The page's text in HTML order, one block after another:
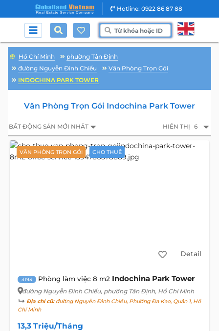
Hotline: 0922 86 87 88
Hồ Chí Minh
phường Tân Định
đường Nguyễn Đình Chiểu
Văn Phòng Trọn Gói
INDOCHINA PARK TOWER
Văn Phòng Trọn Gói Indochina Park Tower
BẤT ĐỘNG SẢN MỚI NHẤT HIỂN THỊ 6
VĂN PHÒNG TRỌN GÓI CHO THUÊ
Detail
3193 Phòng làm việc 8 m2 Indochina Park Tower
đường Nguyễn Đình Chiểu, phường Tân Định, Hồ Chí Minh
Địa chỉ cũ:đường Nguyễn Đình Chiểu, Phường Đa Kao, Quận 1, Hồ
Chí Minh
13,3 Triệu/Tháng